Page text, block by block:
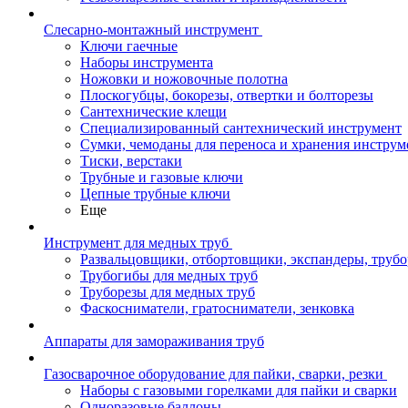
Слесарно-монтажный инструмент
Ключи гаечные
Наборы инструмента
Ножовки и ножовочные полотна
Плоскогубцы, бокорезы, отвертки и болторезы
Сантехнические клещи
Специализированный сантехнический инструмент
Сумки, чемоданы для переноса и хранения
Тиски, верстаки
Трубные и газовые ключи
Цепные трубные ключи
Еще
Инструмент для медных труб
Развальцовщики, отбортовщики, экспандеры,
Трубогибы для медных труб
Труборезы для медных труб
Фаскосниматели, гратосниматели, зенковка
Аппараты для замораживания труб
Газосварочное оборудование для пайки, сварки, резки
Наборы с газовыми горелками для пайки и сварки